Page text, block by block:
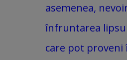
asemenea,
înfruntarea
care pot proveni